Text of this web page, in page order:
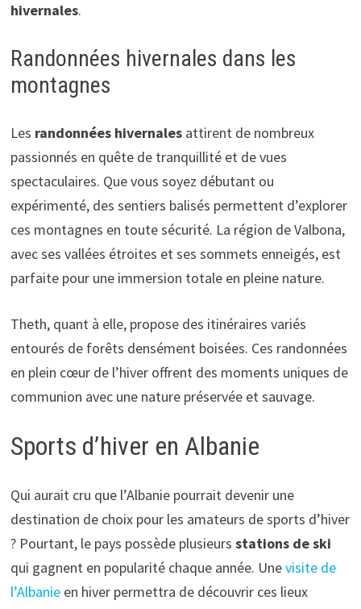
hivernales.
Randonnées hivernales dans les
montagnes
Les randonnées hivernalesattirent de nombreux
passionnés en quête de tranquillité et de vues
spectaculaires. Que vous soyez débutant ou
expérimenté, des sentiers balisés permettent d’explorer
ces montagnes en toute sécurité. La région de Valbona,
avec ses vallées étroites et ses sommets enneigés, est
parfaite pour une immersion totale en pleine nature.
Theth, quant à elle, propose des itinéraires variés
entourés de forêts densément boisées. Ces randonnées
en plein cœur de l’hiver offrent des moments uniques de
communion avec une nature préservée et sauvage.
Sports d’hiver en Albanie
Qui aurait cru que l’Albanie pourrait devenir une
destination de choix pour les amateurs de sports d’hiver
? Pourtant, le pays possède plusieurs stations de ski
qui gagnent en popularité chaque année. Unevisite de
l’Albanieen hiver permettra de découvrir ces lieux